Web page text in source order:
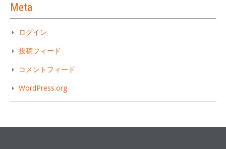
Meta
ログイン
投稿フィード
コメントフィード
WordPress.org